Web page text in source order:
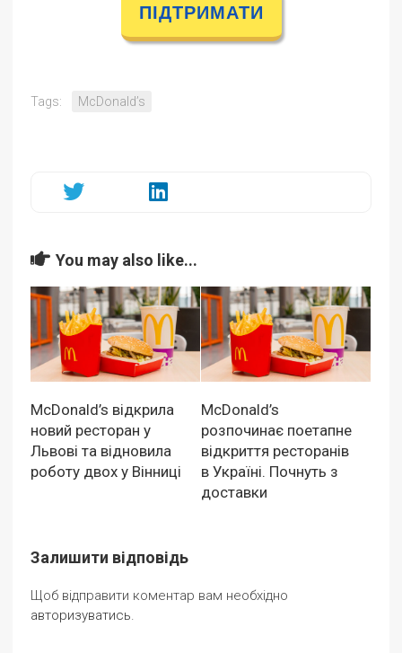
ПІДТРИМАТИ
Tags: McDonald’s
You may also like...
McDonald’s відкрила
новий ресторан у
Львові та відновила
роботу двох у Вінниці
McDonald’s
розпочинає поетапне
відкриття ресторанів
в Україні. Почнуть з
доставки
Залишити відповідь
Щоб відправити коментар вам необхідно
авторизуватись.